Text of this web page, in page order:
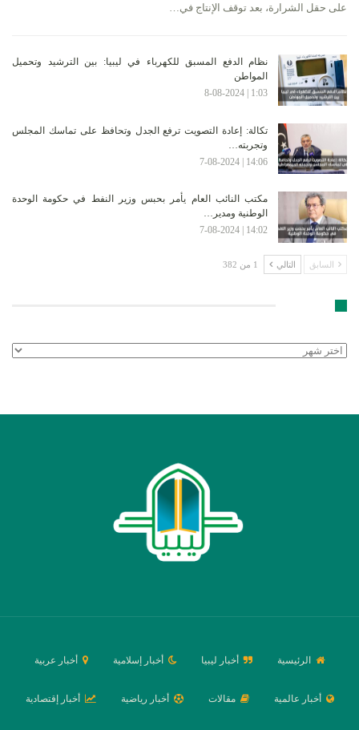
على حقل الشرارة، بعد توقف الإنتاج في…
نظام الدفع المسبق للكهرباء في ليبيا: بين الترشيد وتحميل
المواطن
1:03 | 8-08-2024
تكالة: إعادة التصويت ترفع الجدل وتحافظ على تماسك المجلس
وتجربته…
14:06 | 7-08-2024
مكتب النائب العام يأمر بحبس وزير النفط في حكومة الوحدة
الوطنية ومدير…
14:02 | 7-08-2024
السابق التالي 1 من 382
الأرشيف
الرئيسية أخبار ليبيا أخبار إسلامية أخبار عربية
أخبار عالمية مقالات أخبار رياضية أخبار إقتصادية